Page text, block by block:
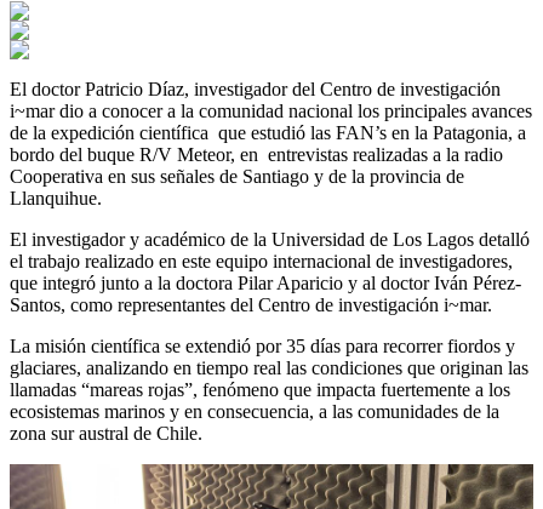
El doctor Patricio Díaz, investigador del Centro de investigación
i~mar dio a conocer a la comunidad nacional los principales avances
de la expedición científica que estudió las FAN’s en la Patagonia, a
bordo del buque R/V Meteor, en entrevistas realizadas a la radio
Cooperativa en sus señales de Santiago y de la provincia de
Llanquihue.
El investigador y académico de la Universidad de Los Lagos detalló
el trabajo realizado en este equipo internacional de investigadores,
que integró junto a la doctora Pilar Aparicio y al doctor Iván Pérez-
Santos, como representantes del Centro de investigación i~mar.
La misión científica se extendió por 35 días para recorrer fiordos y
glaciares, analizando en tiempo real las condiciones que originan las
llamadas “mareas rojas”, fenómeno que impacta fuertemente a los
ecosistemas marinos y en consecuencia, a las comunidades de la
zona sur austral de Chile.